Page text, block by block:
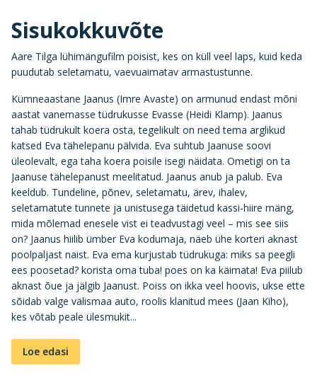
Sisukokkuvõte
Aare Tilga lühimängufilm poisist, kes on küll veel laps, kuid keda
puudutab seletamatu, vaevuaimatav armastustunne.
Kümneaastane Jaanus (Imre Avaste) on armunud endast mõni
aastat vanemasse tüdrukusse Evasse (Heidi Klamp). Jaanus
tahab tüdrukult koera osta, tegelikult on need tema arglikud
katsed Eva tähelepanu pälvida. Eva suhtub Jaanuse soovi
üleolevalt, ega taha koera poisile isegi näidata. Ometigi on ta
Jaanuse tähelepanust meelitatud. Jaanus anub ja palub. Eva
keeldub. Tundeline, põnev, seletamatu, ärev, ihalev,
seletamatute tunnete ja unistusega täidetud kassi-hiire mäng,
mida mõlemad enesele vist ei teadvustagi veel – mis see siis
on? Jaanus hiilib ümber Eva kodumaja, näeb ühe korteri aknast
poolpaljast naist. Eva ema kurjustab tüdrukuga: miks sa peegli
ees poosetad? korista oma tuba! poes on ka käimata! Eva piilub
aknast õue ja jälgib Jaanust. Poiss on ikka veel hoovis, ukse ette
sõidab valge välismaa auto, roolis klanitud mees (Jaan Kiho),
kes võtab peale ülesmukit...
Loe edasi